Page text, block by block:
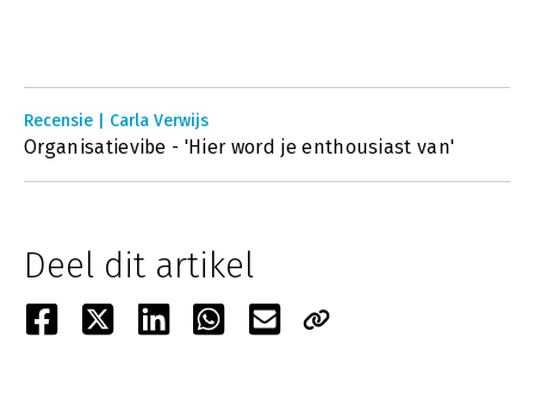
Recensie | Carla Verwijs
Organisatievibe - 'Hier word je enthousiast van'
Deel dit artikel